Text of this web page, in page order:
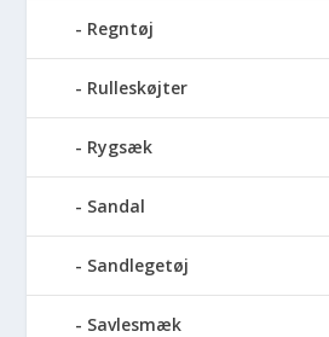
Regntøj
Rulleskøjter
Rygsæk
Sandal
Sandlegetøj
Savlesmæk